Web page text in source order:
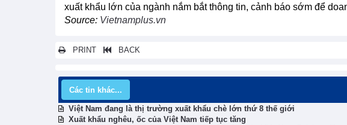
xuất khẩu lớn của ngành nắm bắt thông tin, cảnh báo sớm để
Source: Vietnamplus.vn
PRINT BACK
Các tin khác...
Việt Nam đang là thị trường xuất khẩu chè lớn thứ 8 thế giới
Xuất khẩu nghêu, ốc của Việt Nam tiếp tục tăng